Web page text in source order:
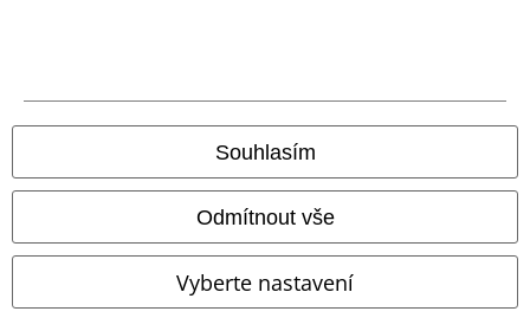
Souhlasím
Odmítnout vše
Vyberte nastavení
Naše online obchody